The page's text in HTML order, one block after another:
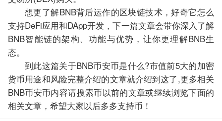
想更了解BNB背后运作的区块链技术，好奇它怎么
支持DeFi应用和DApp开发，下一篇文章会带你深入了解
BNB智能链的架构、功能与优势，让你更理解BNB生
态。
到此这篇关于BNB币安币是什么?市值前5大的加密
货币用途和风险完整介绍的文章就介绍到这了,更多相关
BNB币安币内容请搜索币以前的文章或继续浏览下面的
相关文章，希望大家以后多多支持币！